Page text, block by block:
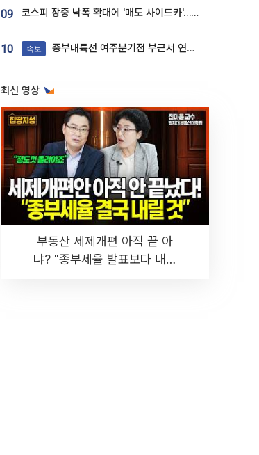
09 코스피 장중 낙폭 확대에 '매도 사이드카'…외인 2.8조'팔자'· 개인 3.1조 '사자'
10 속보 중부내륙선 여주분기점 부근서 연이은 추돌사고 발생
최신 영상
부동산 세제개편 아직 끝 아
냐? "종부세율 발표보다 내릴